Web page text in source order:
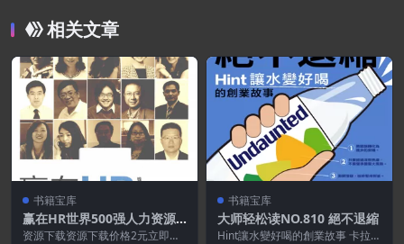
相关文章
书籍宝库
赢在HR世界500强人力资源
总监管理实践.PDF
资源下载资源下载价格2元立即购
书籍宝库
大师轻松读NO.810 絕不退縮
Hint讓水變好喝的創業故事 卡拉．